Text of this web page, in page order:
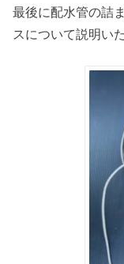
最後に配水管の詰
スについて説明い